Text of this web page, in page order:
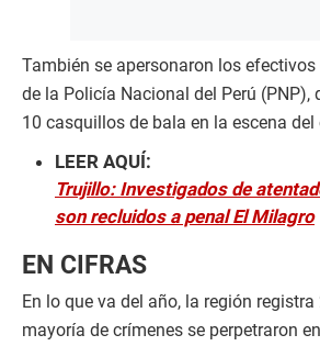
También se apersonaron los
de la Policía Nacional del Perú (PNP),
10 casquillos de bala en la escena del
LEER AQUÍ:
Trujillo: Investigados de
son recluidos a penal El Milagro
EN CIFRAS
En lo que va del año, la región
mayoría de crímenes se perpetraron